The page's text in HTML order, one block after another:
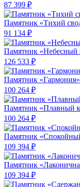
87 399 ₽
Памятник «Тихий
91 134 ₽
Памятник «Небесный
126 533 ₽
Памятник «Гармония»
100 264 ₽
Памятник «Плавный
100 264 ₽
Памятник
109 394 ₽
Памятник
109 394 ₽